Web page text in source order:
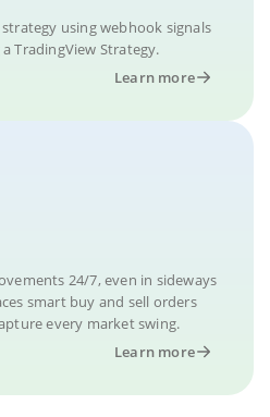
using webhook signals
TradingView Strategy.
Learn more
24/7, even in sideways
smart buy and sell orders
every market swing.
Learn more